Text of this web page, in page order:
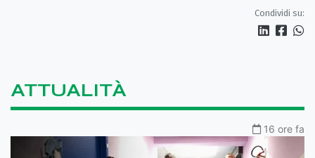
Condividi su:
ATTUALITÀ
16 ore fa